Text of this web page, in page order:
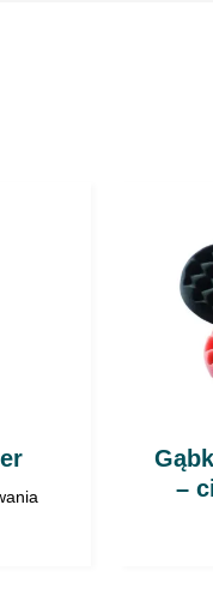
Należy
oczu, rąk).
od powietrza i
–